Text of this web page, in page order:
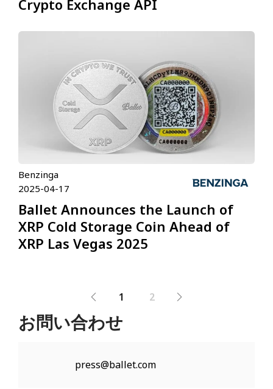
Crypto Exchange API
Benzinga
2025-04-17
Ballet Announces the Launch of
XRP Cold Storage Coin Ahead of
XRP Las Vegas 2025
1 2
お問い合わせ
press@ballet.com